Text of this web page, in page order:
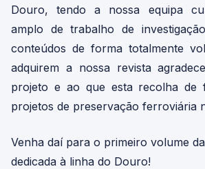
Douro, tendo a nossa equipa
amplo de trabalho de
conteúdos de forma totalmente
adquirem a nossa revista
projeto e ao que esta recolha de
projetos de preservação ferroviária
Venha daí para o primeiro volume
dedicada à linha do Douro!